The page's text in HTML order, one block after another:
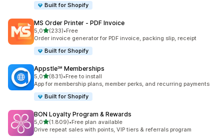
Built for Shopify
MS Order Printer ‑ PDF Invoice
5,0de 5 estrelas
(233)
233 total de avaliações
•Free
Order invoice generator for PDF invoice, packing slip, receipt
Built for Shopify
Appstle℠ Memberships
5,0de 5 estrelas
(831)
831 total de avaliações
•Free to install
App for membership plans, member perks, and recurring payments
Built for Shopify
BON Loyalty Program & Rewards
5,0de 5 estrelas
(1.809)
1809 total de avaliações
•Free plan available
Drive repeat sales with points, VIP tiers & referrals program